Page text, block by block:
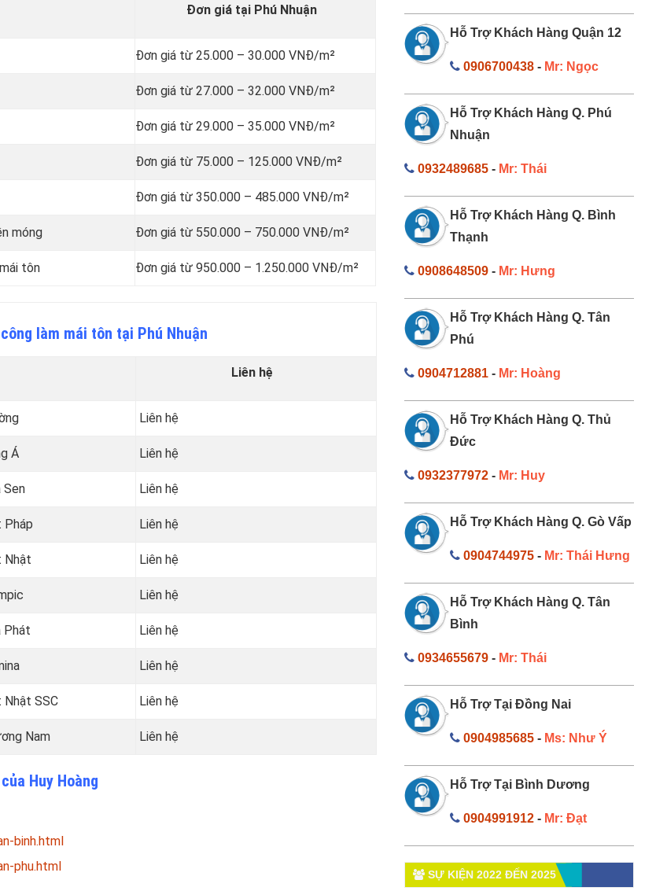
Đơn giá tại Phú Nhuận
Đơn giá từ 25.000 – 30.000 VNĐ/m²
Đơn giá từ 27.000 – 32.000 VNĐ/m²
Đơn giá từ 29.000 – 35.000 VNĐ/m²
Đơn giá từ 75.000 – 125.000 VNĐ/m²
Đơn giá từ 350.000 – 485.000 VNĐ/m²
móng Đơn giá từ 550.000 – 750.000 VNĐ/m²
tôn Đơn giá từ 950.000 – 1.250.000 VNĐ/m²
làm mái tôn tại Phú Nhuận
Liên hệ
Liên hệ
Á Liên hệ
Sen Liên hệ
Pháp Liên hệ
Nhật Liên hệ
Liên hệ
Phát Liên hệ
Liên hệ
Nhật SSC Liên hệ
Nam Liên hệ
Huy Hoàng
binh.html
phu.html
Hỗ Trợ Khách Hàng Quận 12
0906700438 - Mr: Ngọc
Hỗ Trợ Khách Hàng Q. Phú
Nhuận
0932489685- Mr: Thái
Hỗ Trợ Khách Hàng Q. Bình
Thạnh
0908648509- Mr: Hưng
Hỗ Trợ Khách Hàng Q. Tân
Phú
0904712881- Mr: Hoàng
Hỗ Trợ Khách Hàng Q. Thủ
Đức
0932377972- Mr: Huy
Hỗ Trợ Khách Hàng Q. Gò Vấp
0904744975 - Mr: Thái Hưng
Hỗ Trợ Khách Hàng Q. Tân
Bình
0934655679- Mr: Thái
Hỗ Trợ Tại Đồng Nai
0904985685 - Ms: Như Ý
Hỗ Trợ Tại Bình Dương
0904991912 - Mr: Đạt
SỰ KIỆN 2022 ĐẾN 2025